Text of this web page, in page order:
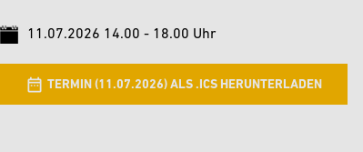
11.07.2026 14.00 - 18.00 Uhr
TERMIN (11.07.2026) ALS .ICS HERUNTERLADEN